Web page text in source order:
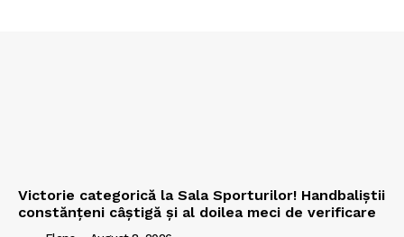
Victorie categorică la Sala Sporturilor! Handbaliștii
constănțeni câștigă și al doilea meci de verificare